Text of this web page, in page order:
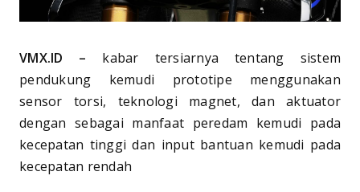
VMX.ID – kabar tersiarnya tentang sistem
pendukung kemudi prototipe menggunakan
sensor torsi, teknologi magnet, dan aktuator
dengan sebagai manfaat peredam kemudi pada
kecepatan tinggi dan input bantuan kemudi pada
kecepatan rendah